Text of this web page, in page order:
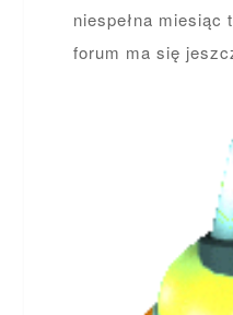
niespełna miesiąc
forum ma się